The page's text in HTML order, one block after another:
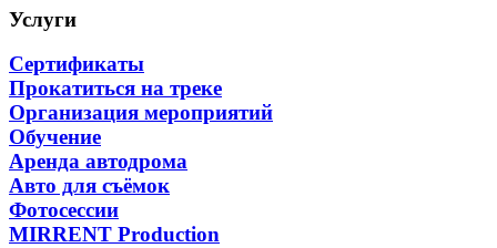
Услуги
Сертификаты
Прокатиться на треке
Организация мероприятий
Обучение
Аренда автодрома
Авто для съёмок
Фотосессии
MIRRENT Production